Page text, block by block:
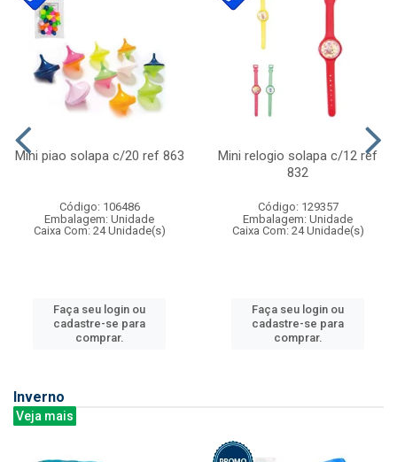
Mini piao solapa c/20 ref 863
Código: 106486
Embalagem: Unidade
Caixa Com: 24 Unidade(s)
Faça seu login ou
cadastre-se para
comprar.
Mini relogio solapa c/12 ref
832
Código: 129357
Embalagem: Unidade
Caixa Com: 24 Unidade(s)
Faça seu login ou
cadastre-se para
comprar.
Inverno
Veja mais